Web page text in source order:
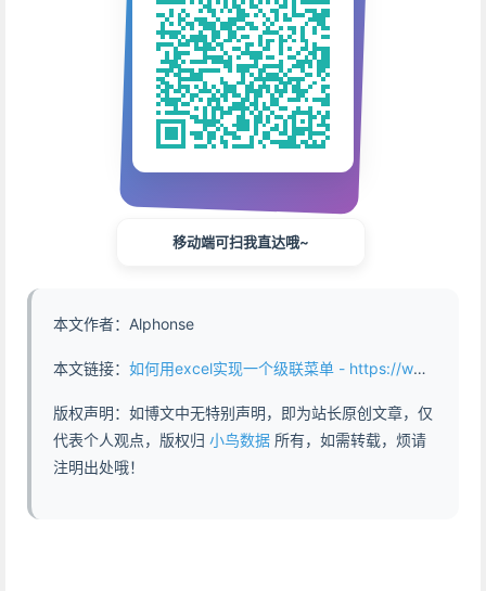
移动端可扫我直达哦~
本文作者：Alphonse
本文链接： 如何用excel实现一个级联菜单 - https://www.abddb.com/excel_cascading_menu.html
版权声明：如博文中无特别声明，即为站长原创文章，仅
代表个人观点，版权归 小鸟数据 所有，如需转载，烦请
注明出处哦！